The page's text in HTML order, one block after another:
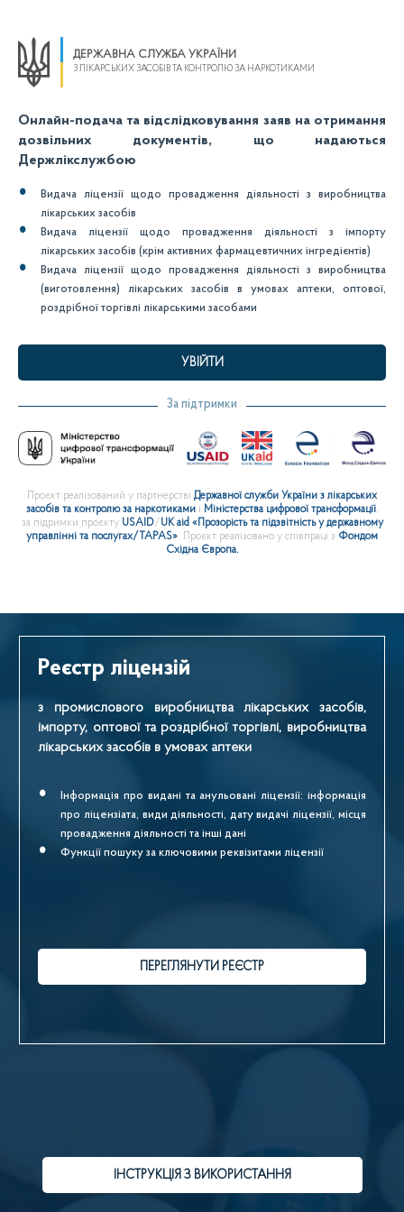
Реєстр ліцензій
з промислового виробництва лікарських засобів,
імпорту, оптової та роздрібної торгівлі, виробництва
лікарських засобів в умовах аптеки
Інформація про видані та анульовані ліцензії: інформація
про ліцензіата, види діяльності, дату видачі ліцензії, місця
провадження діяльності та інші дані
Функції пошуку за ключовими реквізитами ліцензії
ПЕРЕГЛЯНУТИ РЕЄСТР
ІНСТРУКЦІЯ З ВИКОРИСТАННЯ
ДЕРЖАВНА СЛУЖБА УКРАЇНИ
З ЛІКАРСЬКИХ ЗАСОБІВ ТА КОНТРОЛЮ ЗА НАРКОТИКАМИ
Онлайн-подача та відслідковування заяв на отримання
дозвільних документів, що надаються
Держлікслужбою
Видача ліцензії щодо провадження діяльності з виробництва
лікарських засобів
Видача ліцензії щодо провадження діяльності з імпорту
лікарських засобів (крім активних фармацевтичних інгредієнтів)
Видача ліцензії щодо провадження діяльності з виробництва
(виготовлення) лікарських засобів в умовах аптеки, оптової,
роздрібної торгівлі лікарськими засобами
УВІЙТИ
За підтримки
Проєкт реалізований у партнерстві Державної служби України з лікарських
засобів та контролю за наркотиками і Міністерства цифрової трансформації,
за підримки проєкту USAID/ UK aid «Прозорість та підзвітність у державному
управлінні та послугах/TAPAS». Проєкт реалізовано у співпраці з Фондом
Східна Європа.